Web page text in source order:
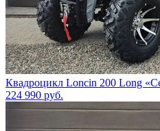
Квадроцикл Loncin 200 Long
224 990 руб.